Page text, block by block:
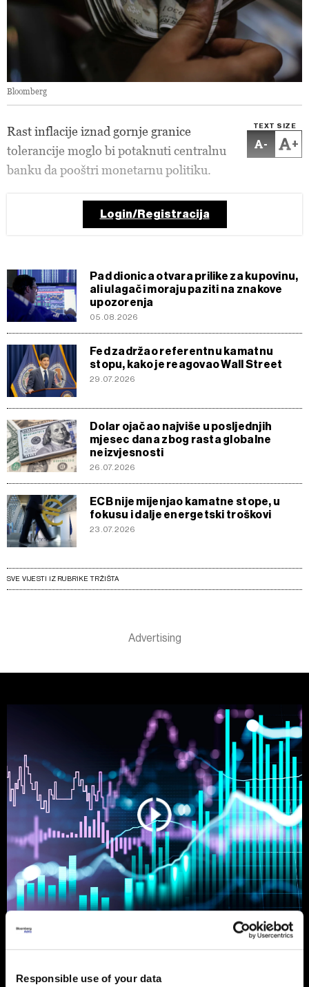
Responsible use of your data
Bloomberg
TEXT SIZE
- +
Rast inflacije iznad gornje granice
tolerancije moglo bi potaknuti centralnu
banku da pooštri monetarnu politiku.
Login/Registracija
Pad dionica otvara prilike za kupovinu,
ali ulagači moraju paziti na znakove
upozorenja
05.08.2026
Fed zadržao referentnu kamatnu
stopu, kako je reagovao Wall Street
29.07.2026
Dolar ojačao najviše u posljednjih
mjesec dana zbog rasta globalne
neizvjesnosti
26.07.2026
ECB nije mijenjao kamatne stope, u
fokusu i dalje energetski troškovi
23.07.2026
SVE VIJESTI IZ RUBRIKE TRŽIŠTA
Povijesni podaci pokazuju da su lipanj i srpanj mjeseci s